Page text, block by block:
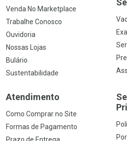
Venda No Marketplace
Trabalhe Conosco
Ouvidoria
Nossas Lojas
Bulário
Sustentabilidade
Atendimento
Como Comprar no Site
Formas de Pagamento